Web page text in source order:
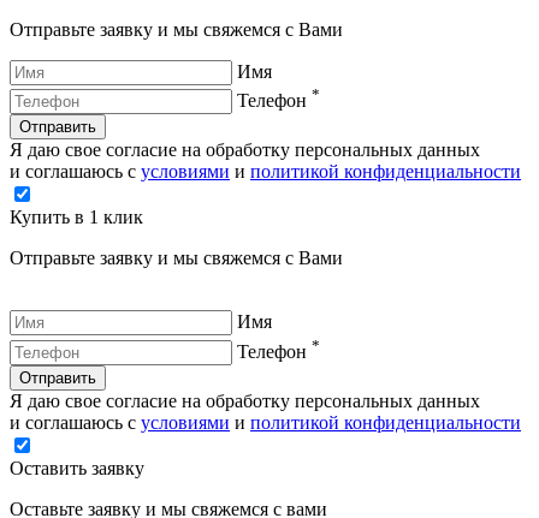
Отправьте заявку и мы свяжемся с Вами
Имя
Телефон *
Отправить
Я даю свое согласие на обработку персональных данных
и соглашаюсь с условиями и политикой конфиденциальности
Купить в 1 клик
Отправьте заявку и мы свяжемся с Вами
Имя
Телефон *
Отправить
Я даю свое согласие на обработку персональных данных
и соглашаюсь с условиями и политикой конфиденциальности
Оставить заявку
Оставьте заявку и мы свяжемся с вами